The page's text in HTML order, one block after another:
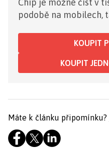
Chip je možné číst v
podobě na mobilech,
KOUPIT
KOUPIT
Máte k článku připomínku?